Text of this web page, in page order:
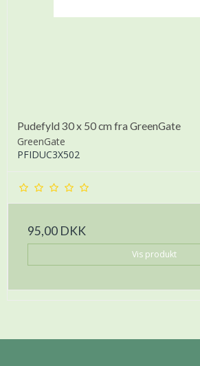
Pudefyld 30 x 50 cm fra GreenGate
GreenGate
PFIDUC3X502
95,00 DKK
Vis produkt